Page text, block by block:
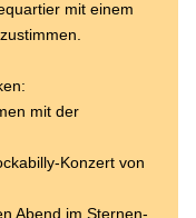
mit einem
mit der
Konzert von
Abend im Sternen-